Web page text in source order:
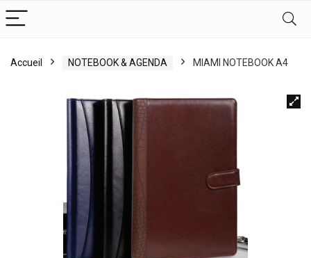
Accueil NOTEBOOK & AGENDA MIAMI NOTEBOOK A4